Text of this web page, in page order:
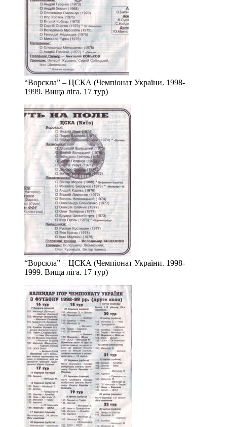
“Ворскла” – ЦСКА (Чемпіонат України. 1998-
1999. Вища ліга. 17 тур)
“Ворскла” – ЦСКА (Чемпіонат України. 1998-
1999. Вища ліга. 17 тур)